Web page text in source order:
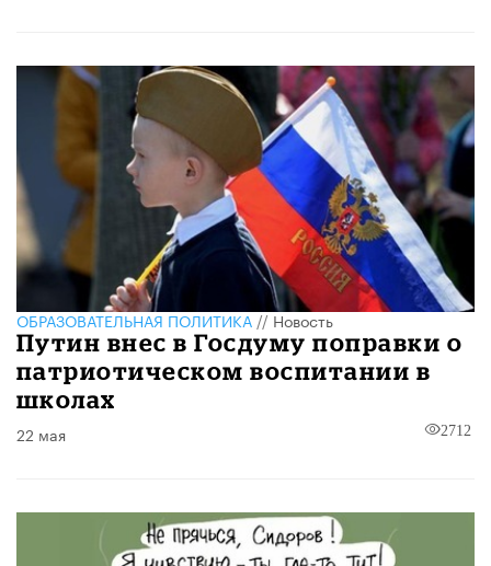
ОБРАЗОВАТЕЛЬНАЯ ПОЛИТИКА//Новость
Путин внес в Госдуму поправки о
патриотическом воспитании в
школах
22 мая 2712